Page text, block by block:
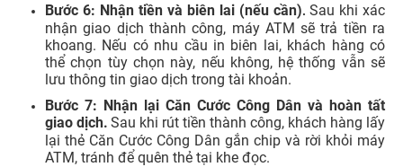
Bước 6: Nhận tiền và biên lai (nếu cần). Sau khi xác
nhận giao dịch thành công, máy ATM sẽ trả tiền ra
khoang. Nếu có nhu cầu in biên lai, khách hàng có
thể chọn tùy chọn này, nếu không, hệ thống vẫn sẽ
lưu thông tin giao dịch trong tài khoản.
Bước 7: Nhận lại Căn Cước Công Dân và hoàn tất
giao dịch. Sau khi rút tiền thành công, khách hàng lấy
lại thẻ Căn Cước Công Dân gắn chip và rời khỏi máy
ATM, tránh để quên thẻ tại khe đọc.